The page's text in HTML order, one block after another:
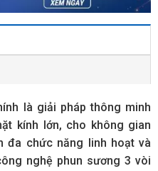
là giải pháp thông minh
kính lớn, cho không gian
đa chức năng linh hoạt và
nghệ phun sương 3 vòi